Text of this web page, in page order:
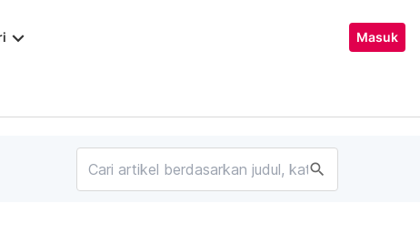
keyboard_arrow_down Masuk
search